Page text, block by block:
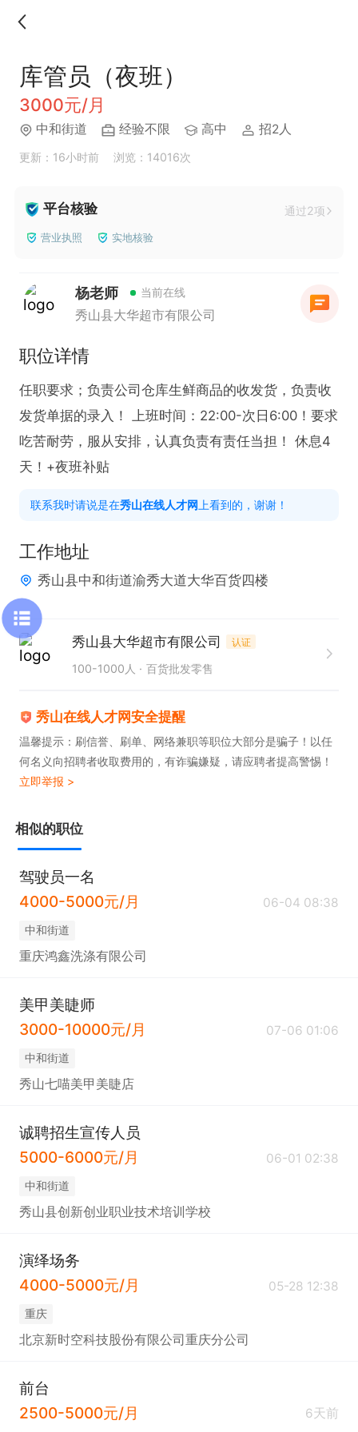
库管员（夜班）
3000元/月
中和街道 经验不限 高中 招2人
更新：16小时前 浏览：14016次
平台核验 通过2项
营业执照 实地核验
杨老师 当前在线
秀山县大华超市有限公司
职位详情
任职要求；负责公司仓库生鲜商品的收发货，负责收
发货单据的录入！ 上班时间：22:00-次日6:00！要求
吃苦耐劳，服从安排，认真负责有责任当担！ 休息4
天！+夜班补贴
联系我时请说是在秀山在线人才网 上看到的，谢谢！
工作地址
秀山县中和街道渝秀大道大华百货四楼
秀山县大华超市有限公司 认证
100-1000人 百货批发零售
秀山在线人才网安全提醒
温馨提示：刷信誉、刷单、网络兼职等职位大部分是骗子！以任
何名义向招聘者收取费用的，有诈骗嫌疑，请应聘者提高警惕！
立即举报 >
相似的职位
驾驶员一名
4000-5000元/月
06-04 08:38
中和街道
重庆鸿鑫洗涤有限公司
美甲美睫师
3000-10000元/月
07-06 01:06
中和街道
秀山七喵美甲美睫店
诚聘招生宣传人员
5000-6000元/月
06-01 02:38
中和街道
秀山县创新创业职业技术培训学校
演绎场务
4000-5000元/月
05-28 12:38
重庆
北京新时空科技股份有限公司重庆分公司
前台
2500-5000元/月
6天前